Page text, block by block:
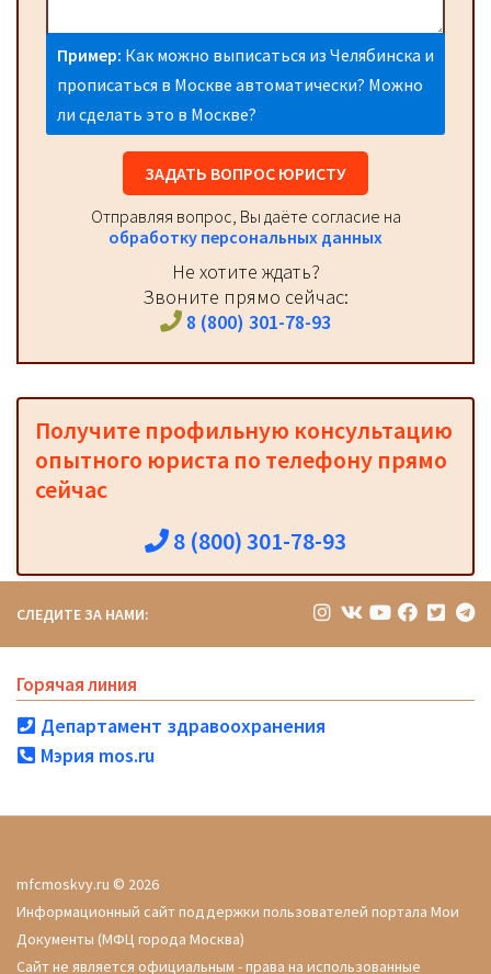
Пример: Как можно выписаться из Челябинска и
прописаться в Москве автоматически? Можно
ли сделать это в Москве?
ЗАДАТЬ ВОПРОС ЮРИСТУ
Отправляя вопрос, Вы даёте согласие на
обработку персональных данных
Не хотите ждать?
Звоните прямо сейчас:
8 (800) 301-78-93
Получите профильную консультацию
опытного юриста по телефону прямо
сейчас
8 (800) 301-78-93
СЛЕДИТЕ ЗА НАМИ:
Горячая линия
Департамент здравоохранения
Мэрия mos.ru
mfcmoskvy.ru © 2026
Информационный сайт поддержки пользователей портала Мои
Документы (МФЦ города Москва)
Сайт не является официальным - права на использованные